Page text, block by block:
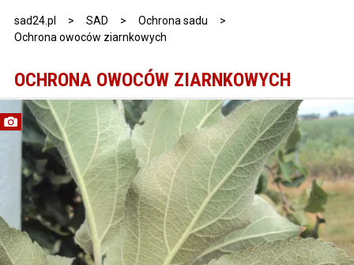
sad24.pl > SAD > Ochrona sadu
>
Ochrona owoców ziarnkowych
OCHRONA OWOCÓW ZIARNKOWYCH